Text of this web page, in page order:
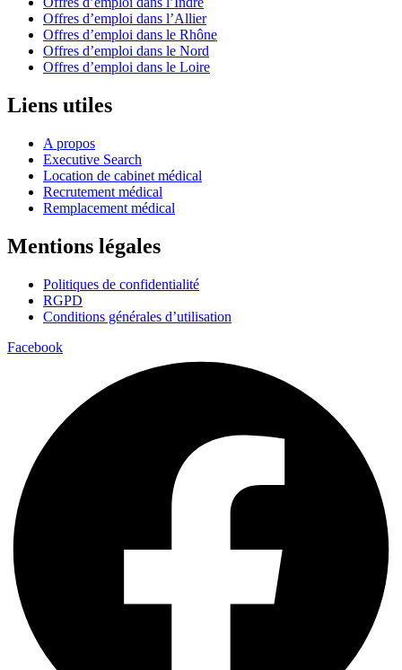
Offres d’emploi dans l’Allier
Offres d’emploi dans le Rhône
Offres d’emploi dans le Nord
Offres d’emploi dans le Loire
Liens utiles
A propos
Executive Search
Location de cabinet médical
Recrutement médical
Remplacement médical
Mentions légales
Politiques de confidentialité
RGPD
Conditions générales d’utilisation
Facebook